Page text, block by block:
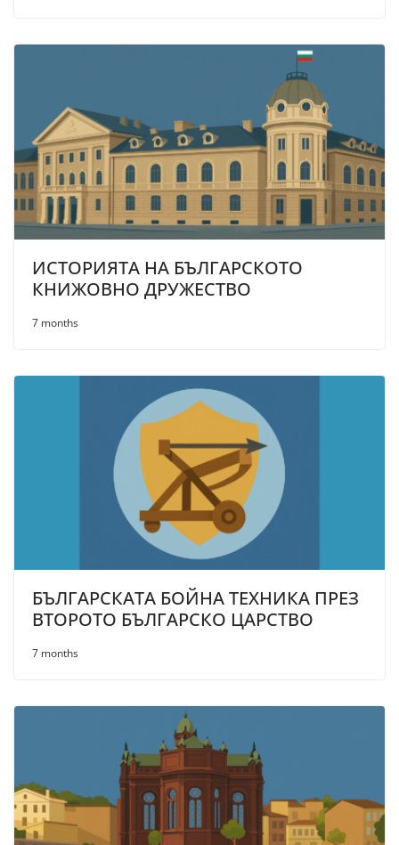
ИСТОРИЯТА НА БЪЛГАРСКОТО
КНИЖОВНО ДРУЖЕСТВО
7 months
БЪЛГАРСКАТА БОЙНА ТЕХНИКА ПРЕЗ
ВТОРОТО БЪЛГАРСКО ЦАРСТВО
7 months